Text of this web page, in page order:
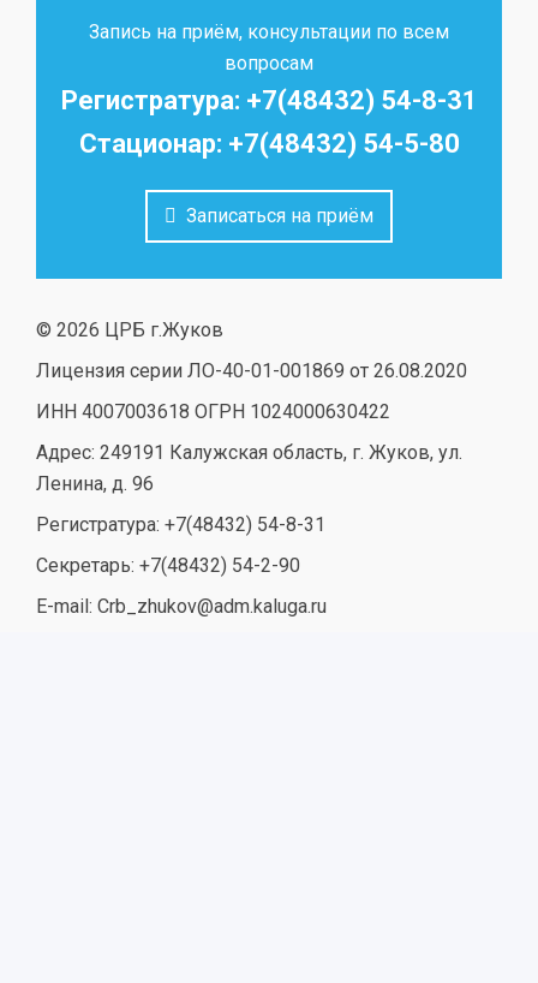
Запись на приём, консультации по всем
вопросам
Регистратура: +7(48432) 54-8-31
Стационар: +7(48432) 54-5-80
Записаться на приём
© 2026 ЦРБ г.Жуков
Лицензия серии ЛО-40-01-001869 от 26.08.2020
ИНН 4007003618 ОГРН 1024000630422
Адрес: 249191 Калужская область, г. Жуков, ул.
Ленина, д. 96
Регистратура: +7(48432) 54-8-31
Секретарь: +7(48432) 54-2-90
E-mail: Crb_zhukov@adm.kaluga.ru